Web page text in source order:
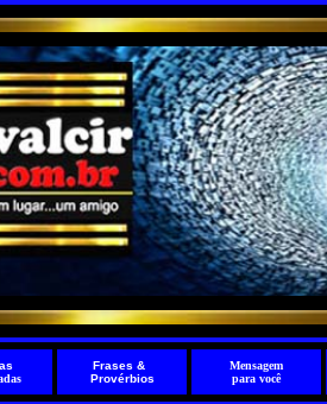
Frases &
Provérbios
Mensagem
para você